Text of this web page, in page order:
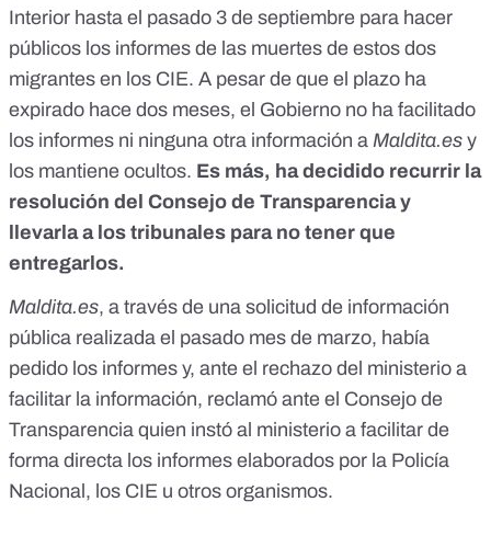
Interior hasta el pasado 3 de septiembre para hacer
públicos los informes de las muertes de estos dos
migrantes en los CIE. A pesar de que el plazo ha
expirado hace dos meses, el Gobierno no ha facilitado
los informes ni ninguna otra información a Maldita.es y
los mantiene ocultos. Es más, ha decidido recurrir la
resolución del Consejo de Transparencia y
llevarla a los tribunales para no tener que
entregarlos.
Maldita.es, a través de una solicitud de información
pública realizada el pasado mes de marzo, había
pedido los informes y, ante el rechazo del ministerio a
facilitar la información, reclamó ante el Consejo de
Transparencia quien instó al ministerio a facilitar de
forma directa los informes elaborados por la Policía
Nacional, los CIE u otros organismos.